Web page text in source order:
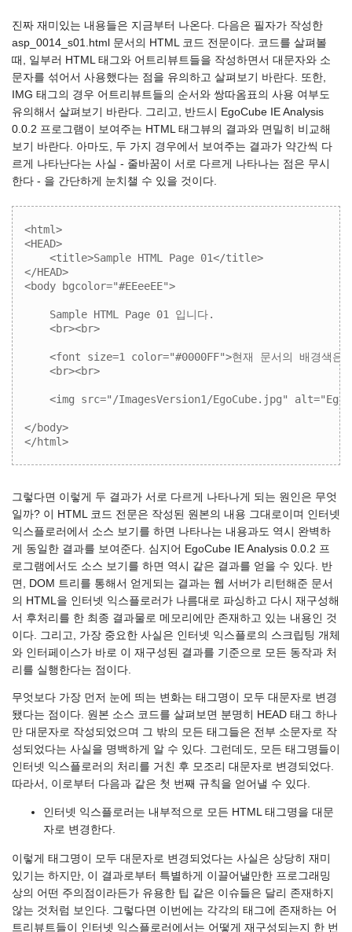
진짜 재미있는 내용들은 지금부터 나온다. 다음은 필자가 작성한
asp_0014_s01.html 문서의 HTML 코드 전문이다. 코드를 살펴볼
때, 일부러 HTML 태그와 어트리뷰트들을 작성하면서 대문자와 소
문자를 섞어서 사용했다는 점을 유의하고 살펴보기 바란다. 또한,
IMG 태그의 경우 어트리뷰트들의 순서와 쌍따옴표의 사용 여부도
유의해서 살펴보기 바란다. 그리고, 반드시 EgoCube IE Analysis
0.0.2 프로그램이 보여주는 HTML 태그뷰의 결과와 면밀히 비교해
보기 바란다. 아마도, 두 가지 경우에서 보여주는 결과가 약간씩 다
르게 나타난다는 사실 - 줄바꿈이 서로 다르게 나타나는 점은 무시
한다 - 을 간단하게 눈치챌 수 있을 것이다.
<html>
<HEAD>
    <title>Sample HTML Page 01</title>
</HEAD>
<body bgcolor="#EEeeEE">
    Sample HTML Page 01 입니다.
    <br><br>
<font size=1 color="#0000FF">현재 문서의 배경색은
    <br><br>
<img src="/ImagesVersion1/EgoCube.jpg"
</body>
</html>
그렇다면 이렇게 두 결과가 서로 다르게 나타나게 되는 원인은 무엇
일까? 이 HTML 코드 전문은 작성된 원본의 내용 그대로이며 인터넷
익스플로러에서 소스 보기를 하면 나타나는 내용과도 역시 완벽하
게 동일한 결과를 보여준다. 심지어 EgoCube IE Analysis 0.0.2 프
로그램에서도 소스 보기를 하면 역시 같은 결과를 얻을 수 있다. 반
면, DOM 트리를 통해서 얻게되는 결과는 웹 서버가 리턴해준 문서
의 HTML을 인터넷 익스플로러가 나름대로 파싱하고 다시 재구성해
서 후처리를 한 최종 결과물로 메모리에만 존재하고 있는 내용인 것
이다. 그리고, 가장 중요한 사실은 인터넷 익스플로의 스크립팅 개체
와 인터페이스가 바로 이 재구성된 결과를 기준으로 모든 동작과 처
리를 실행한다는 점이다.
무엇보다 가장 먼저 눈에 띄는 변화는 태그명이 모두 대문자로 변경
됐다는 점이다. 원본 소스 코드를 살펴보면 분명히 HEAD 태그 하나
만 대문자로 작성되었으며 그 밖의 모든 태그들은 전부 소문자로 작
성되었다는 사실을 명백하게 알 수 있다. 그런데도, 모든 태그명들이
인터넷 익스플로러의 처리를 거친 후 모조리 대문자로 변경되었다.
따라서, 이로부터 다음과 같은 첫 번째 규칙을 얻어낼 수 있다.
인터넷 익스플로러는 내부적으로 모든 HTML 태그명을 대문
자로 변경한다.
이렇게 태그명이 모두 대문자로 변경되었다는 사실은 상당히 재미
있기는 하지만, 이 결과로부터 특별하게 이끌어낼만한 프로그래밍
상의 어떤 주의점이라든가 유용한 팁 같은 이슈들은 달리 존재하지
않는 것처럼 보인다. 그렇다면 이번에는 각각의 태그에 존재하는 어
트리뷰트들이 인터넷 익스플로러에서는 어떻게 재구성되는지 한 번